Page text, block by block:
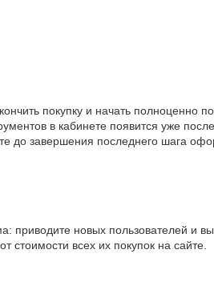
покупку и начать полноценно
в кабинете появится уже
до завершения последнего шага
приводите новых пользователей и
стоимости всех их покупок на сайте.